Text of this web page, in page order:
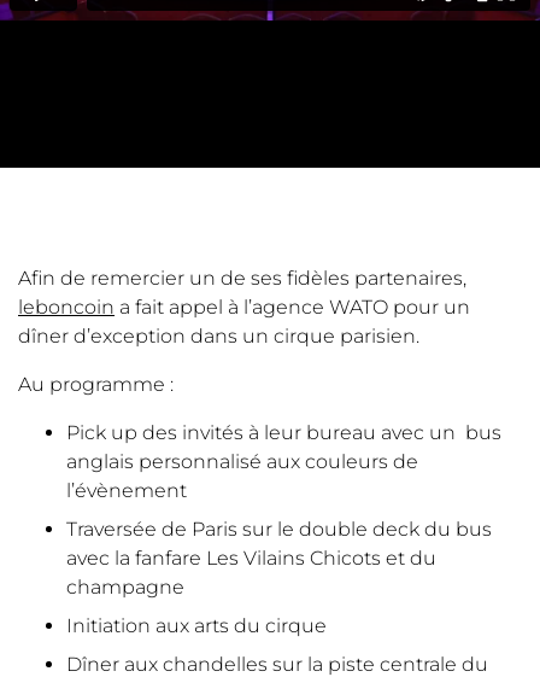
Afin de remercier un de ses fidèles partenaires,
leboncoin a fait appel à l’agence WATO pour un
dîner d’exception dans un cirque parisien.
Au programme :
Pick up des invités à leur bureau avec un bus
anglais personnalisé aux couleurs de
l’évènement
Traversée de Paris sur le double deck du bus
avec la fanfare Les Vilains Chicots et du
champagne
Initiation aux arts du cirque
Dîner aux chandelles sur la piste centrale du